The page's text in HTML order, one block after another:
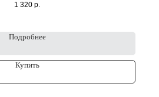
1 320 р.
Подробнее
Купить